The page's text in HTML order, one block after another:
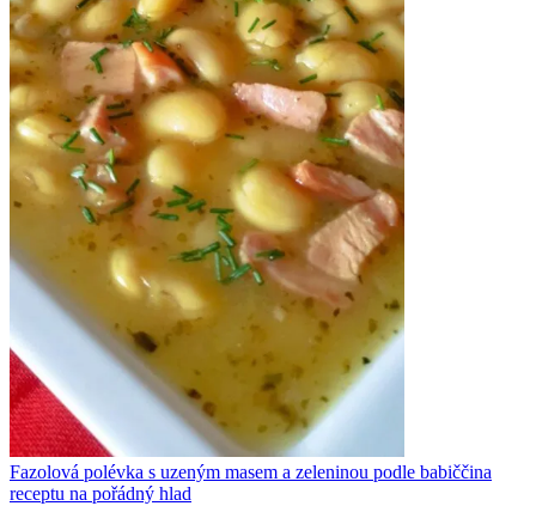
Fazolová polévka s uzeným masem a zeleninou podle babiččina
receptu na pořádný hlad